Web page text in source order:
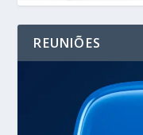
REUNIÕES